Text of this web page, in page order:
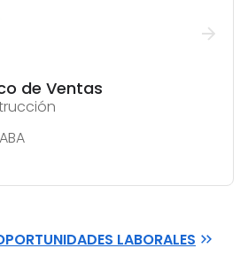
de Ventas
LABORALES